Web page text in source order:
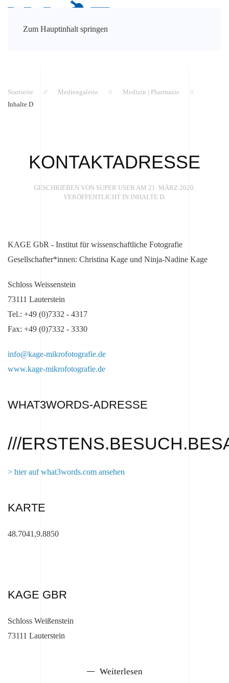
Zum Hauptinhalt springen
Startseite Mediengalerie
Medizin | Pharmazie
Inhalte D
KONTAKTADRESSE
GESCHRIEBEN VON SUPER USER AM 21. MÄRZ 2020
VERÖFFENTLICHT IN INHALTE D
KAGE GbR - Institut für wissenschaftliche Fotografie
Gesellschafter*innen: Christina Kage und Ninja-Nadine Kage
Schloss Weissenstein
73111 Lauterstein
Tel.: +49 (0)7332 - 4317
Fax: +49 (0)7332 - 3330
info@kage-mikrofotografie.de
www.kage-mikrofotografie.de
WHAT3WORDS-ADRESSE
///
> hier auf what3words.com ansehen
KARTE
48.7041,9.8850
KAGE GBR
Schloss Weißenstein
73111 Lauterstein
Weiterlesen